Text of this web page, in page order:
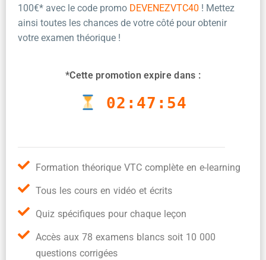
100€* avec le code promo DEVENEZVTC40 ! Mettez
ainsi toutes les chances de votre côté pour obtenir
votre examen théorique !
*Cette promotion expire dans :
02:47:53
Formation théorique VTC complète en e-learning
Tous les cours en vidéo et écrits
Quiz spécifiques pour chaque leçon
Accès aux 78 examens blancs soit 10 000
questions corrigées